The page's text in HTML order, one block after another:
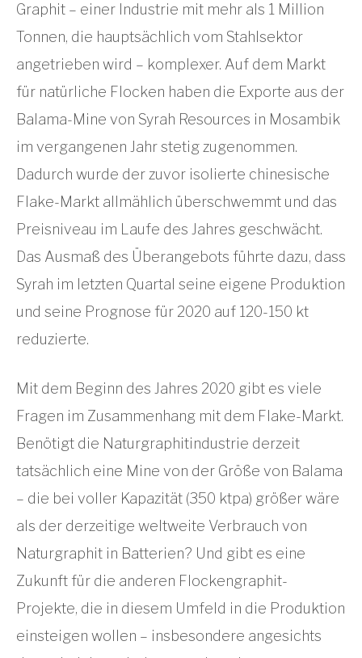
Graphit – einer Industrie mit mehr als 1 Million
Tonnen, die hauptsächlich vom Stahlsektor
angetrieben wird – komplexer. Auf dem Markt
für natürliche Flocken haben die Exporte aus der
Balama-Mine von Syrah Resources in Mosambik
im vergangenen Jahr stetig zugenommen.
Dadurch wurde der zuvor isolierte chinesische
Flake-Markt allmählich überschwemmt und das
Preisniveau im Laufe des Jahres geschwächt.
Das Ausmaß des Überangebots führte dazu, dass
Syrah im letzten Quartal seine eigene Produktion
und seine Prognose für 2020 auf 120-150 kt
reduzierte.
Mit dem Beginn des Jahres 2020 gibt es viele
Fragen im Zusammenhang mit dem Flake-Markt.
Benötigt die Naturgraphitindustrie derzeit
tatsächlich eine Mine von der Größe von Balama
– die bei voller Kapazität (350 ktpa) größer wäre
als der derzeitige weltweite Verbrauch von
Naturgraphit in Batterien? Und gibt es eine
Zukunft für die anderen Flockengraphit-
Projekte, die in diesem Umfeld in die Produktion
einsteigen wollen – insbesondere angesichts